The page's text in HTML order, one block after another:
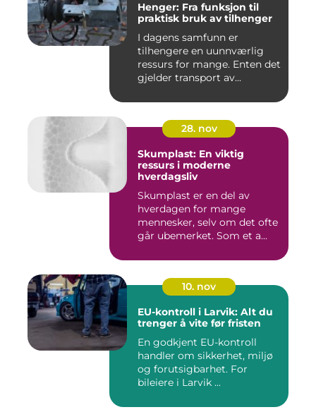
Henger: Fra funksjon til
praktisk bruk av tilhenger
I dagens samfunn er
tilhengere en uunnværlig
ressurs for mange. Enten det
gjelder transport av...
28. nov
Skumplast: En viktig
ressurs i moderne
hverdagsliv
Skumplast er en del av
hverdagen for mange
mennesker, selv om det ofte
går ubemerket. Som et a...
10. nov
EU-kontroll i Larvik: Alt du
trenger å vite før fristen
En godkjent EU-kontroll
handler om sikkerhet, miljø
og forutsigbarhet. For
bileiere i Larvik ...